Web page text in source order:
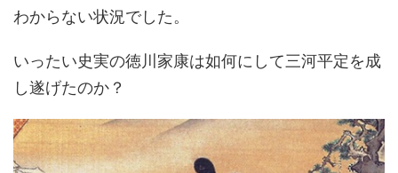
わからない状況でした。
いったい史実の徳川家康は如何にして三河平定を成
し遂げたのか？